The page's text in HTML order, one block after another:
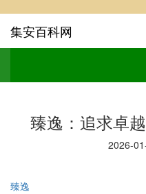
集安百科网
臻逸：追求卓
2026-
臻逸